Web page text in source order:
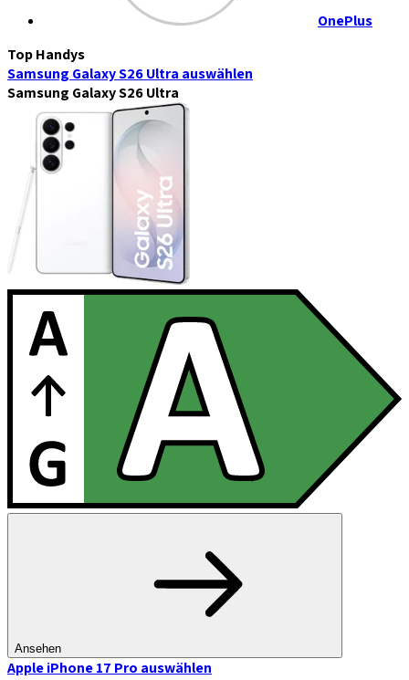
OnePlus
Top Handys
Samsung Galaxy S26 Ultra auswählen
Samsung Galaxy S26 Ultra
Ansehen
Apple iPhone 17 Pro auswählen